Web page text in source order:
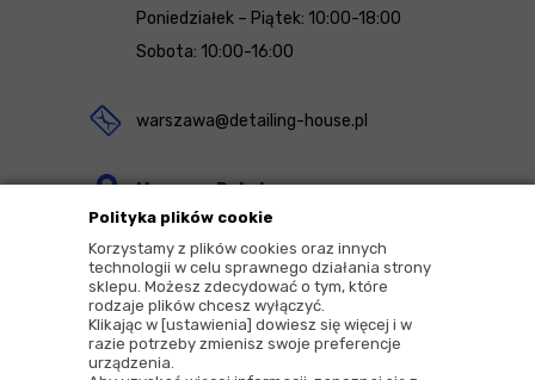
Polityka plików cookie
Korzystamy z plików cookies oraz innych
technologii w celu sprawnego działania strony
sklepu. Możesz zdecydować o tym, które
rodzaje plików chcesz wyłączyć.
Klikając w [ustawienia] dowiesz się więcej i w
razie potrzeby zmienisz swoje preferencje
urządzenia.
Poniedziałek – Piątek: 10:00-18:00
Sobota: 10:00-16:00
warszawa@detailing-house.pl
Magazyn Rekcin
Nomos Sp. z o.o. sp.k.
ul. Agrestowa 1
83-010 Rekcin